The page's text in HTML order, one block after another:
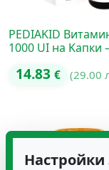
PEDIAKID
1000 UI на Kапки
14.83 € (29.00
Настройки